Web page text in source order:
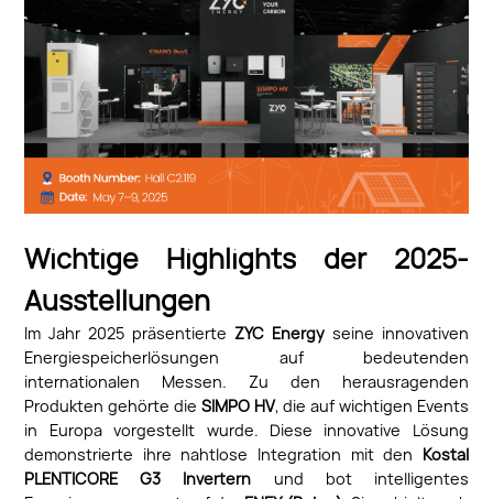
Wichtige Highlights der 2025-
Ausstellungen
Im Jahr 2025 präsentierte ZYC Energyseine innovativen
Energiespeicherlösungen auf bedeutenden
internationalen Messen. Zu den herausragenden
Produkten gehörte die SIMPO HV, die auf wichtigen Events
in Europa vorgestellt wurde. Diese innovative Lösung
demonstrierte ihre nahtlose Integration mit den Kostal
PLENTICORE G3 Invertern und bot intelligentes